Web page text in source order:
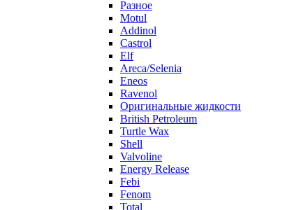
Разное
Motul
Addinol
Castrol
Elf
Areca/Selenia
Eneos
Ravenol
Оригинальные жидкости
British Petroleum
Turtle Wax
Shell
Valvoline
Energy Release
Febi
Fenom
Total